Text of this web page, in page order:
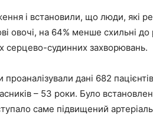
і встановили, що люди, які
овочі, на 64% менше схильні до
серцево-судинних захворювань.
дані 682
– 53 роки. Було
саме підвищений